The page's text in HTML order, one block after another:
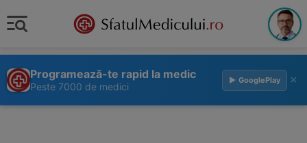
Programează-te rapid la medic
Peste 7000 de medici
▶ GooglePlay ×